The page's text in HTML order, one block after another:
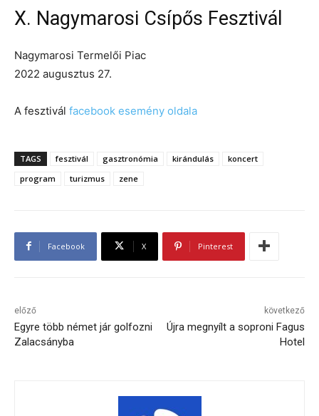
X. Nagymarosi Csípős Fesztivál
Nagymarosi Termelői Piac
2022 augusztus 27.
A fesztivál facebook esemény oldala
TAGS fesztivál gasztronómia kirándulás
koncert
program
turizmus zene
Facebook X Pinterest
előző
Egyre több német jár golfozni
Zalacsányba
következő
Újra megnyílt a soproni Fagus
Hotel